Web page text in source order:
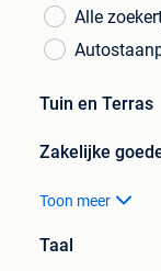
Alle
Tuin en Terras
Zakelijke
Toon meer
Taal